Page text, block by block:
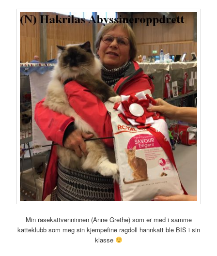
Min rasekattvenninnen (Anne Grethe) som er med i samme
katteklubb som meg sin kjempefine ragdoll hannkatt ble BIS i sin
klasse